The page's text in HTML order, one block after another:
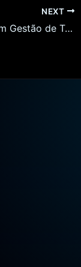
NEXT
5 Erros Comuns em Gestão de Tráfego em Viana do Castelo e Como Evitá-los em 2026